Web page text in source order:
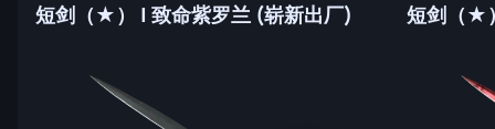
短剑（★） | 致命紫罗兰 (崭新出厂) 短剑（★